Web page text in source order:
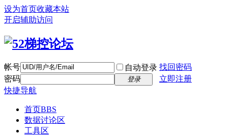
设为首页收藏本站
开启辅助访问
帐号 自动登录 找回密码
密码
登录
立即注册
快捷导航
首页BBS
数据讨论区
工具区